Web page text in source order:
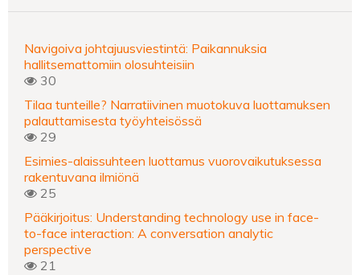
Navigoiva johtajuusviestintä: Paikannuksia
hallitsemattomiin olosuhteisiin
30
Tilaa tunteille? Narratiivinen muotokuva luottamuksen
palauttamisesta työyhteisössä
29
Esimies-alaissuhteen luottamus vuorovaikutuksessa
rakentuvana ilmiönä
25
Pääkirjoitus: Understanding technology use in face-
to-face interaction: A conversation analytic
perspective
21